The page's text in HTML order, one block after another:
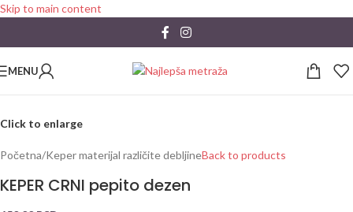
Skip to main content
MENU
Click to enlarge
Početna/Keper materijal različite debljineBack to products
KEPER CRNI pepito dezen